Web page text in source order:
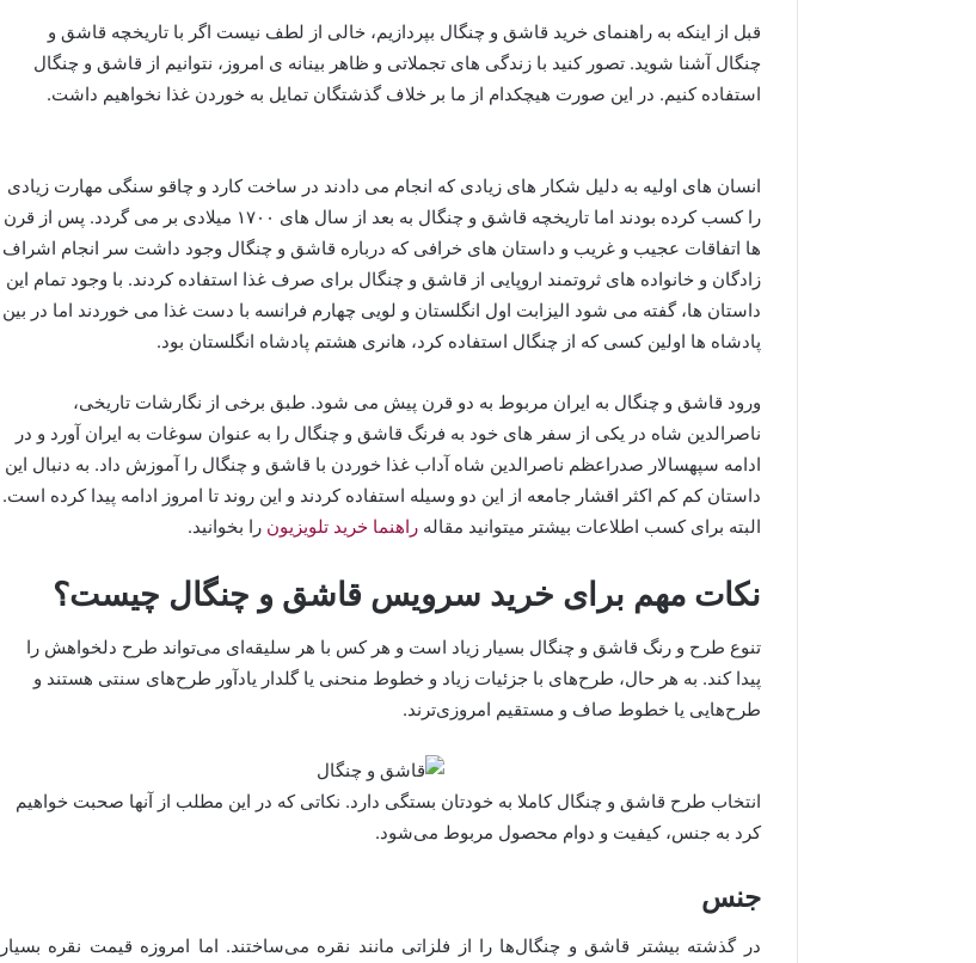
قبل از اینکه به راهنمای خرید قاشق و چنگال بپردازیم، خالی از لطف نیست اگر با تاریخچه قاشق و
چنگال آشنا شوید. تصور کنید با زندگی های تجملاتی و ظاهر بینانه ی امروز، نتوانیم از قاشق و چنگال
استفاده کنیم. در این صورت هیچکدام از ما بر خلاف گذشتگان تمایل به خوردن غذا نخواهیم داشت.
انسان های اولیه به دلیل شکار های زیادی که انجام می دادند در ساخت کارد و چاقو سنگی مهارت زیادی
را کسب کرده بودند اما تاریخچه قاشق و چنگال به بعد از سال های ۱۷۰۰ میلادی بر می گردد. پس از قرن
ها اتفاقات عجیب و غریب و داستان های خرافی که درباره قاشق و چنگال وجود داشت سر انجام اشراف
زادگان و خانواده های ثروتمند اروپایی از قاشق و چنگال برای صرف غذا استفاده کردند. با وجود تمام این
داستان ها، گفته می شود الیزابت اول انگلستان و لویی چهارم فرانسه با دست غذا می خوردند اما در بین
پادشاه ها اولین کسی که از چنگال استفاده کرد، هانری هشتم پادشاه انگلستان بود.
ورود قاشق و چنگال به ایران مربوط به دو قرن پیش می شود. طبق برخی از نگارشات تاریخی،
ناصرالدین شاه در یکی از سفر های خود به فرنگ قاشق و چنگال را به عنوان سوغات به ایران آورد و در
ادامه سپهسالار صدراعظم ناصرالدین شاه آداب غذا خوردن با قاشق و چنگال را آموزش داد. به دنبال این
داستان کم کم اکثر اقشار جامعه از این دو وسیله استفاده کردند و این روند تا امروز ادامه پیدا کرده است.
البته برای کسب اطلاعات بیشتر میتوانید مقاله راهنما خرید تلویزیون را بخوانید.
نکات مهم برای خرید سرویس قاشق و چنگال چیست؟
تنوع طرح و رنگ قاشق و چنگال بسیار زیاد است و هر کس با هر سلیقه‌ای می‌تواند طرح دلخواهش را
پیدا کند. به هر حال، طرح‌های با جزئیات زیاد و خطوط منحنی یا گلدار یادآور طرح‌های سنتی هستند و
طرح‌هایی یا خطوط صاف و مستقیم امروزی‌ترند.
انتخاب طرح قاشق و چنگال کاملا به خودتان بستگی دارد. نکاتی که در این مطلب از آنها صحبت خواهیم
کرد به جنس، کیفیت و دوام محصول مربوط می‌شود.
جنس
در گذشته بیشتر قاشق و چنگال‌ها را از فلزاتی مانند نقره می‌ساختند. اما امروزه قیمت نقره بسیار